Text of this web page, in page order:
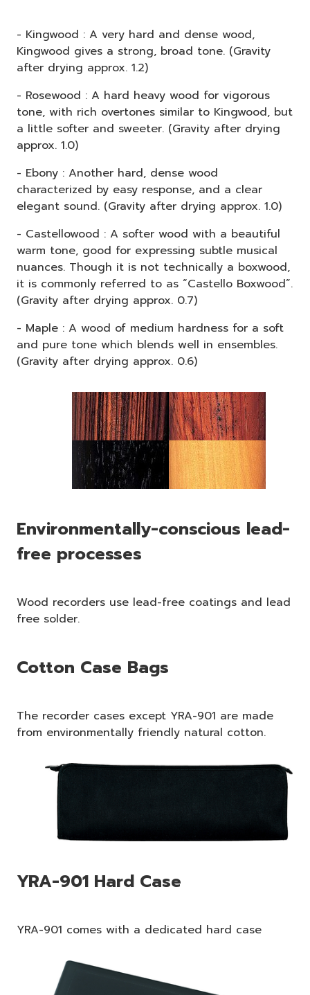
- Kingwood : A very hard and dense wood,
Kingwood gives a strong, broad tone. (Gravity
after drying approx. 1.2)
- Rosewood : A hard heavy wood for vigorous
tone, with rich overtones similar to Kingwood, but
a little softer and sweeter. (Gravity after drying
approx. 1.0)
- Ebony : Another hard, dense wood
characterized by easy response, and a clear
elegant sound. (Gravity after drying approx. 1.0)
- Castellowood : A softer wood with a beautiful
warm tone, good for expressing subtle musical
nuances. Though it is not technically a boxwood,
it is commonly referred to as “Castello Boxwood”.
(Gravity after drying approx. 0.7)
- Maple : A wood of medium hardness for a soft
and pure tone which blends well in ensembles.
(Gravity after drying approx. 0.6)
Environmentally-conscious lead-
free processes
Wood recorders use lead-free coatings and lead
free solder.
Cotton Case Bags
The recorder cases except YRA-901 are made
from environmentally friendly natural cotton.
YRA-901 Hard Case
YRA-901 comes with a dedicated hard case